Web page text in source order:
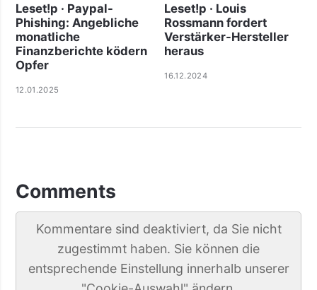
Leset!p · Paypal-
Phishing: Angebliche
monatliche
Finanzberichte ködern
Opfer
12.01.2025
Leset!p · Louis
Rossmann fordert
Verstärker-Hersteller
heraus
16.12.2024
Comments
Kommentare sind deaktiviert, da Sie nicht
zugestimmt haben. Sie können die
entsprechende Einstellung innerhalb unserer